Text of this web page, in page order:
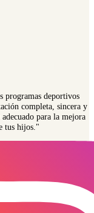
programas deportivos
completa, sincera y
para la mejora
tus hijos."